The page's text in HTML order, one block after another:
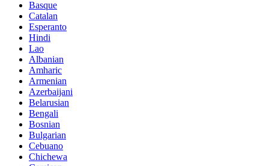
Basque
Catalan
Esperanto
Hindi
Lao
Albanian
Amharic
Armenian
Azerbaijani
Belarusian
Bengali
Bosnian
Bulgarian
Cebuano
Chichewa